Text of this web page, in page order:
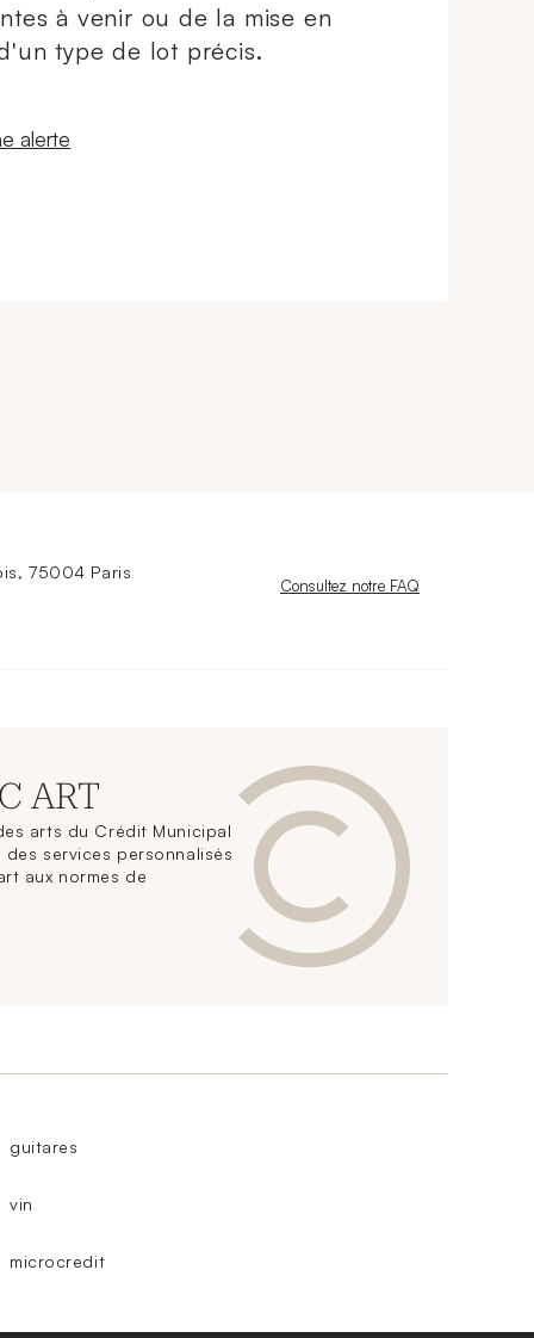
à venir ou de la mise en
type de lot précis.
fenêtre
alerte
75004 Paris
Nouvelle fenêtre
Consultez notre FAQ
ART
arts du Crédit Municipal
services personnalisés
aux normes de
guitares
vin
microcredit